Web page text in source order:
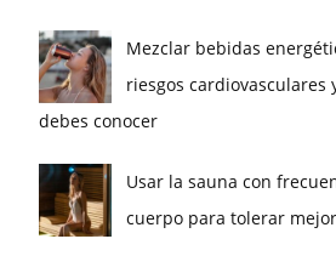
Mezclar bebidas
riesgos cardiovasculares
debes conocer
Usar la sauna con
cuerpo para tolerar